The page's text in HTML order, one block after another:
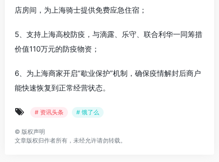
店房间，为上海骑士提供免费应急住宿；
5、支持上海高校防疫，与滴露、乐守、联合利华一同筹措
价值110万元的防疫物资；
6、为上海商家开启“歇业保护”机制，确保疫情解封后商户
能快速恢复到正常经营状态。
# 资讯头条 # 饿了么
© 版权声明
文章版权归作者所有，未经允许请勿转载。